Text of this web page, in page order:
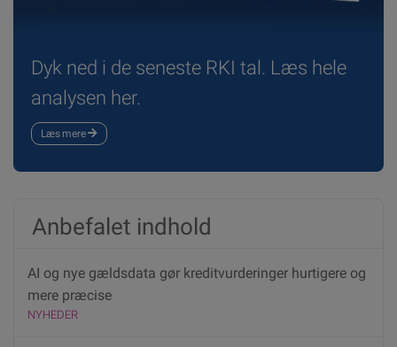
Dyk ned i de seneste RKI tal. Læs hele
analysen her.
Læs mere
Anbefalet indhold
AI og nye gældsdata gør kreditvurderinger hurtigere og
mere præcise
NYHEDER